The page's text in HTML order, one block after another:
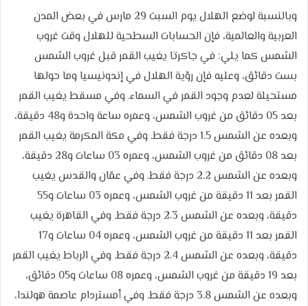
وبالنسبة لوضع الهلال يوم السبت 29 مارس في بعض المدن
العربية والعالمية، فإن الحسابات السطحية للهلال وقت غروب
الشمس كما يلي: في جاكرتا يغيب القمر قبل غروب الشمس
بست دقائق، وعليه فإن رؤية الهلال في إندونيسيا وما حولها
مستحيلة لعدم وجود القمر في السماء. وفي مسقط يغيب القمر
بعد 05 دقائق من غروب الشمس، وعمره ساعة واحدة و48 دقيقة،
وبعده عن الشمس 1.5 درجة فقط. وفي مكة المكرمة يغيب القمر
بعد 08 دقائق من غروب الشمس، وعمره 03 ساعات و28 دقيقة،
وبعده عن الشمس 2.2 درجة فقط. وفي عمّان والقدس يغيب
القمر بعد 11 دقيقة من غروب الشمس، وعمره 03 ساعات و55
دقيقة، وبعده عن الشمس 2.3 درجة فقط. وفي القاهرة يغيب
القمر بعد 11 دقيقة من غروب الشمس، وعمره 04 ساعات و17
دقيقة، وبعده عن الشمس 2.4 درجة فقط. وفي الرباط يغيب القمر
بعد 19 دقيقة من غروب الشمس، وعمره 08 ساعات و05 دقائق،
وبعده عن الشمس 3.8 درجة فقط. وفي أمستردام عاصمة هولندا،